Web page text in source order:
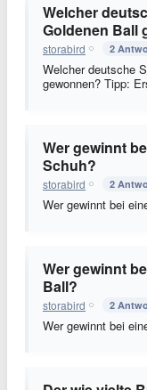
Welcher
Goldenen Ball
storabird 2
Welcher deutsche
gewonnen? Tipp:
Wer gewinnt
Schuh?
storabird 2
Wer gewinnt bei
Wer gewinnt
Ball?
storabird 2
Wer gewinnt bei